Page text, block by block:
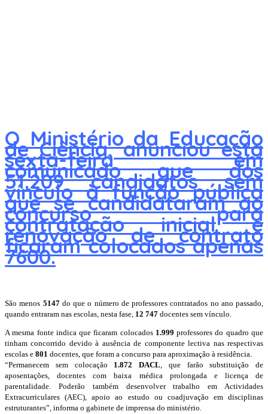
O Ministério da Educação
de Ciência, anunciou esta
sexta-feira em
comunicado que dos
51.209 candidatos sem
vínculo à função pública
que se candidataram ao
concurso para
contratação inicial e
renovação de contrato
ficaram colocados apenas
7600.
São menos 5147do que o número de professores contratados no ano passado,
quando entraram nas escolas, nesta fase, 12 747 docentes sem vínculo.
A mesma fonte indica que ficaram colocados 1.999 professores do quadro que
tinham concorrido devido à ausência de componente lectiva nas respectivas
escolas e 801 docentes, que foram a concurso para aproximação à residência.
“Permanecem sem colocação 1.872 DACL, que farão substituição de
aposentações, docentes com baixa médica prolongada e licença de
parentalidade. Poderão também desenvolver trabalho em Actividades
Extracurriculares (AEC), apoio ao estudo ou coadjuvação em disciplinas
estruturantes”, informa o gabinete de imprensa do ministério.